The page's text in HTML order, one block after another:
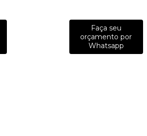
Faça seu
orçamento por
Whatsapp